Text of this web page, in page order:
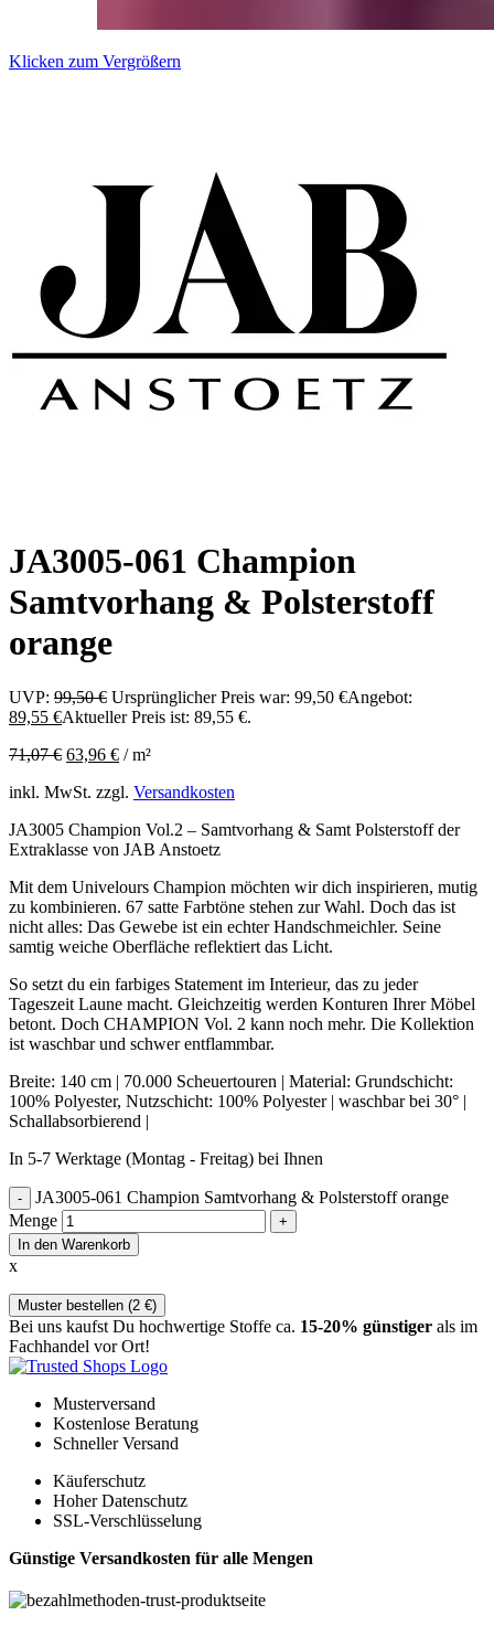
Klicken zum Vergrößern
JA3005-061 Champion
Samtvorhang & Polsterstoff
orange
UVP: 99,50€ Ursprünglicher Preis war: 99,50 €Angebot:
89,55 €Aktueller Preis ist: 89,55 €.
71,07€ 63,96 € /m²
inkl. MwSt. zzgl. Versandkosten
JA3005 Champion Vol.2 – Samtvorhang & Samt Polsterstoff der
Extraklasse von JAB Anstoetz
Mit dem Univelours Champion möchten wir dich inspirieren, mutig
zu kombinieren. 67 satte Farbtöne stehen zur Wahl. Doch das ist
nicht alles: Das Gewebe ist ein echter Handschmeichler. Seine
samtig weiche Oberfläche reflektiert das Licht.
So setzt du ein farbiges Statement im Interieur, das zu jeder
Tageszeit Laune macht. Gleichzeitig werden Konturen Ihrer Möbel
betont. Doch CHAMPION Vol. 2 kann noch mehr. Die Kollektion
ist waschbar und schwer entflammbar.
Breite: 140 cm | 70.000 Scheuertouren | Material: Grundschicht:
100% Polyester, Nutzschicht: 100% Polyester | waschbar bei 30° |
Schallabsorbierend |
In 5-7 Werktage (Montag - Freitag) bei Ihnen
JA3005-061 Champion Samtvorhang & Polsterstoff orange
Menge
In den Warenkorb
x
Muster bestellen (2 €)
Bei uns kaufst Du hochwertige Stoffe ca. 15-20% günstiger als im
Fachhandel vor Ort!
Musterversand
Kostenlose Beratung
Schneller Versand
Käuferschutz
Hoher Datenschutz
SSL-Verschlüsselung
Günstige Versandkosten für alle Mengen